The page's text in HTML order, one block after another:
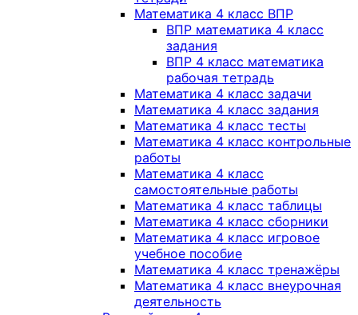
Математика 4 класс ВПР
ВПР математика 4 класс
задания
ВПР 4 класс математика
рабочая тетрадь
Математика 4 класс задачи
Математика 4 класс задания
Математика 4 класс тесты
Математика 4 класс контрольные
работы
Математика 4 класс
самостоятельные работы
Математика 4 класс таблицы
Математика 4 класс сборники
Математика 4 класс игровое
учебное пособие
Математика 4 класс тренажёры
Математика 4 класс внеурочная
деятельность